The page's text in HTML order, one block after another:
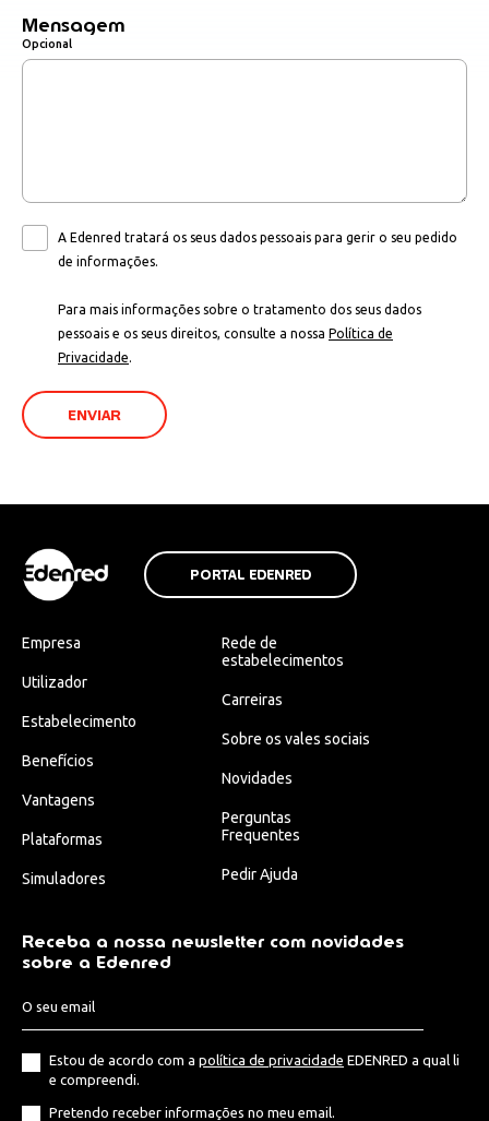
Mensagem
Opcional
A Edenred tratará os seus dados pessoais para gerir o seu pedido
de informações.
Para mais informações sobre o tratamento dos seus dados
pessoais e os seus direitos, consulte a nossa Política de
Privacidade.
PORTAL EDENRED
Empresa
Utilizador
Estabelecimento
Benefícios
Vantagens
Plataformas
Simuladores
Rede de
estabelecimentos
Carreiras
Sobre os vales sociais
Novidades
Perguntas
Frequentes
Pedir Ajuda
Receba a nossa newsletter com novidades
sobre a Edenred
Estou de acordo com a política de privacidade EDENRED a qual li
e compreendi.
Pretendo receber informações no meu email.